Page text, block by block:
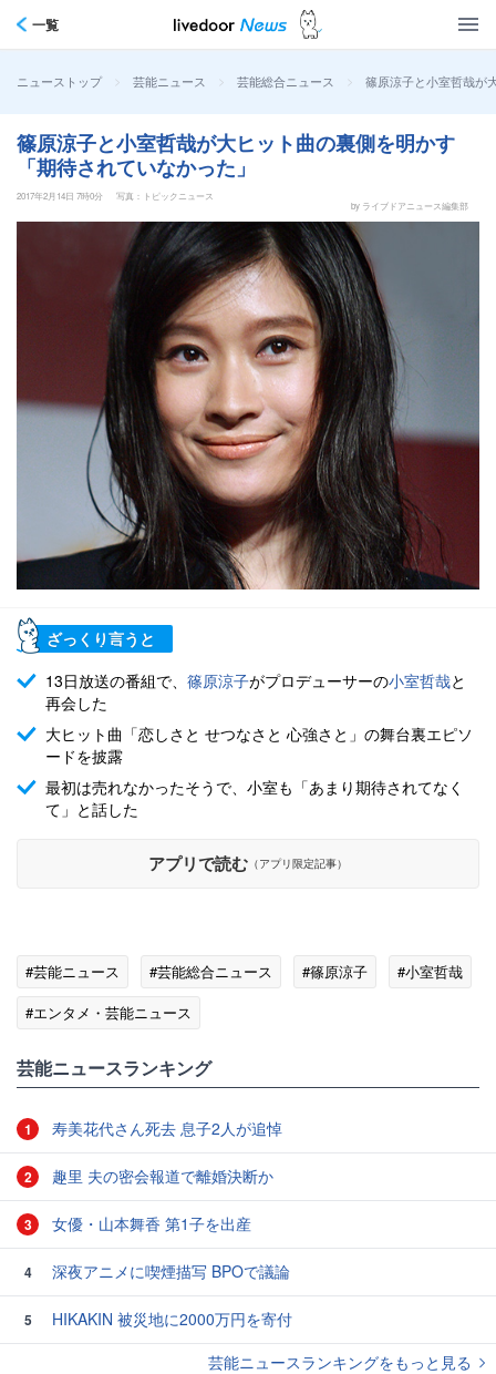
一覧
ニューストップ > 芸能ニュース > 芸能総合ニュース > 篠原涼子と小室哲哉が
篠原涼子と小室哲哉が大ヒット曲の裏側を明かす
「期待されていなかった」
2017年2月14日 7時0分
写真：トピックニュース
by ライブドアニュース編集部
ざっくり言うと
13日放送の番組で、 篠原涼子がプロデューサーの小室哲哉と
再会した
大ヒット曲「恋しさと せつなさと 心強さと」の舞台裏エピソ
ードを披露
最初は売れなかったそうで、小室も「あまり期待されてなく
て」と話した
アプリで読む （アプリ限定記事）
#芸能ニュース #芸能総合ニュース #篠原涼子
#小室哲哉
#エンタメ・芸能ニュース
芸能ニュースランキング
1 寿美花代さん死去 息子2人が追悼
2 趣里 夫の密会報道で離婚決断か
3 女優・山本舞香 第1子を出産
4 深夜アニメに喫煙描写 BPOで議論
5
HIKAKIN 被災地に2000万円を寄付
芸能ニュースランキングをもっと見る